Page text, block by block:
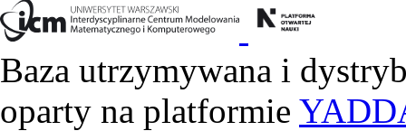
Baza utrzymywana i
oparty na platformie